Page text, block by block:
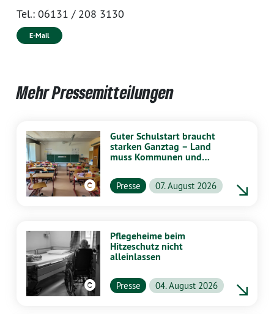
Tel.: 06131 / 208 3130
E-Mail
Mehr Pressemitteilungen
Guter Schulstart braucht
starken Ganztag – Land
muss Kommunen und
unterstützen
Presse 07. August 2026
Pflegeheime beim
Hitzeschutz nicht
alleinlassen
Presse 04. August 2026